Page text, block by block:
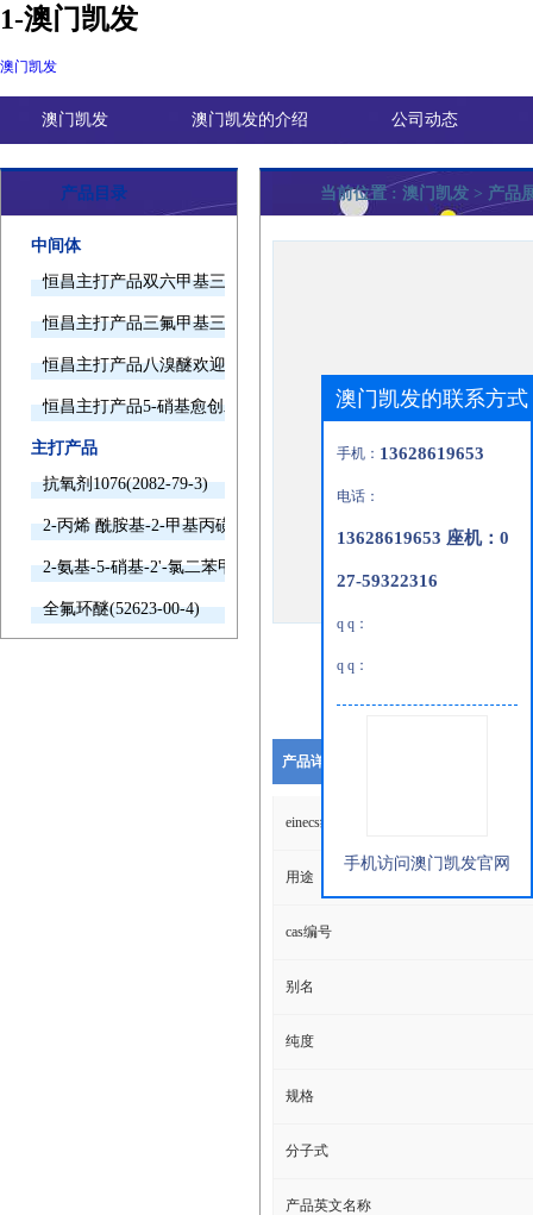
1-澳门凯发
澳门凯发
澳门凯发 澳门凯发的介绍 公司动态
产品目录
中间体
恒昌主打产品双六甲基三胺欢迎询价
恒昌主打产品三氟甲基三甲基硅烷欢迎询价
恒昌主打产品八溴醚欢迎询价
恒昌主打产品5-硝基愈创木酚钠欢迎询价
主打产品
抗氧剂1076(2082-79-3)
2-丙烯 酰胺基-2-甲基丙磺酸(15214-89-8)
2-氨基-5-硝基-2'-氯二苯甲酮(2011-66-7)
全氟环醚(52623-00-4)
当前位置 : 澳门凯发 > 产品
产品详细说明
einecs编号
用途
cas编号
别名
纯度
规格
分子式
产品英文名称
澳门凯发的联系方式
手机： 13628619653
电话：
13628619653 座机：0
27-59322316
q q：
q q：
手机访问澳门凯发官网